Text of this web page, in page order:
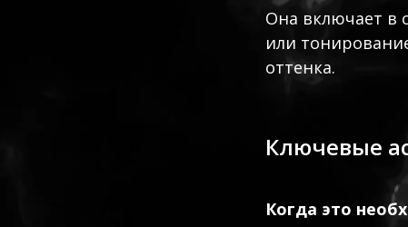
Она включает в
или
оттенка.
Ключевые
Когда это